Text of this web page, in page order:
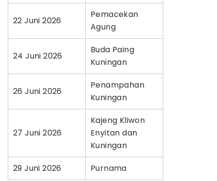
22 Juni 2026
Pemacekan
Agung
24 Juni 2026
Buda Paing
Kuningan
26 Juni 2026
Penampahan
Kuningan
27 Juni 2026
Kajeng Kliwon
Enyitan dan
Kuningan
29 Juni 2026 Purnama